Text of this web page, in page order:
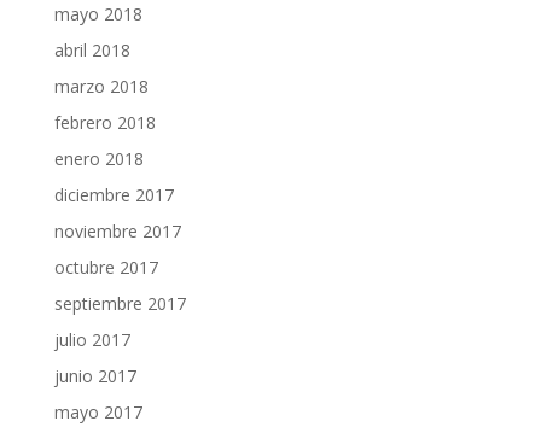
mayo 2018
abril 2018
marzo 2018
febrero 2018
enero 2018
diciembre 2017
noviembre 2017
octubre 2017
septiembre 2017
julio 2017
junio 2017
mayo 2017